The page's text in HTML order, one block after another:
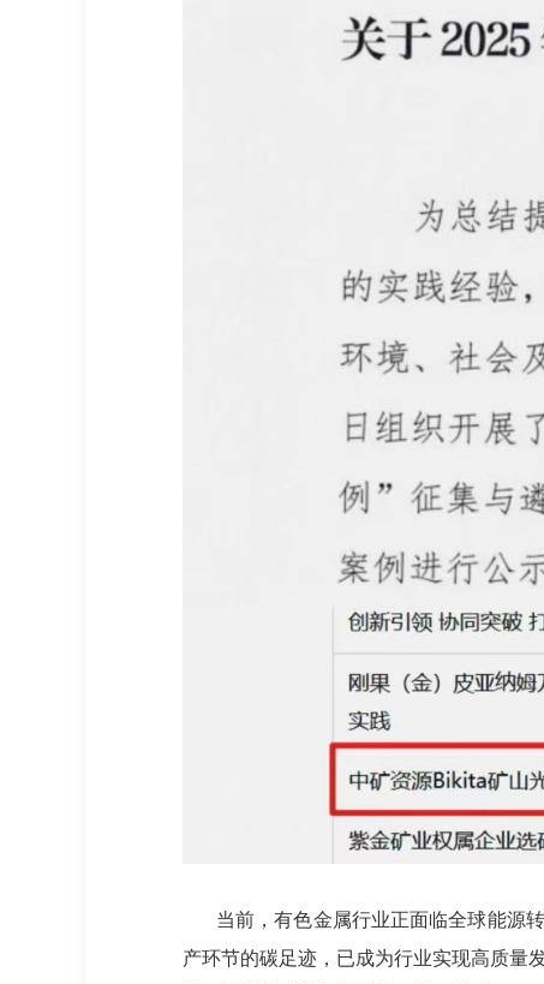
当前，有色金属行业正面临全球能源
产环节的碳足迹，已成为行业实现高质量